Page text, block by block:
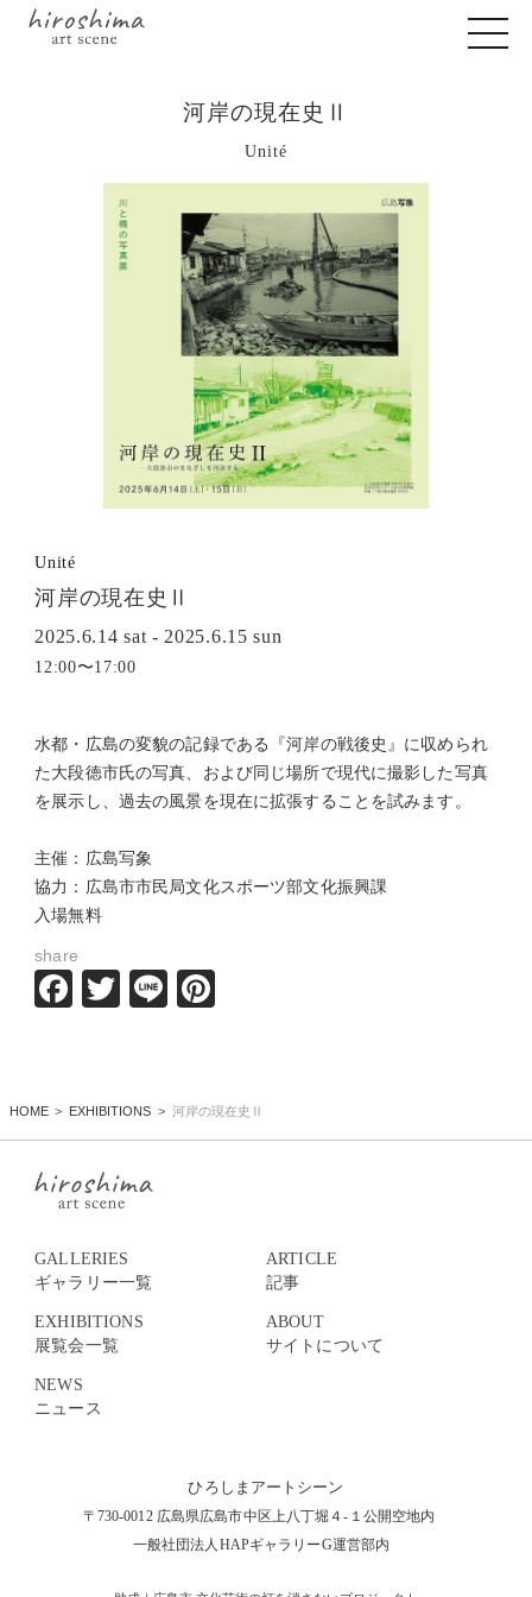
河岸の現在史Ⅱ
Unité
Unité
河岸の現在史Ⅱ
2025.6.14 sat - 2025.6.15 sun
12:00〜17:00
水都・広島の変貌の記録である『河岸の戦後史』に収められ
た大段徳市氏の写真、および同じ場所で現代に撮影した写真
を展示し、過去の風景を現在に拡張することを試みます。
主催：広島写象
協力：広島市市民局文化スポーツ部文化振興課
入場無料
share
Facebook
Twitter
Line
HOME EXHIBITIONS 河岸の現在史Ⅱ
ひろしまアートシーン
〒730-0012 広島県広島市中区上八丁堀４-１公開空地内
一般社団法人HAPギャラリーG運営部内
GALLERIES
ギャラリー一覧
EXHIBITIONS
展覧会一覧
NEWS
ニュース
ARTICLE
記事
ABOUT
サイトについて